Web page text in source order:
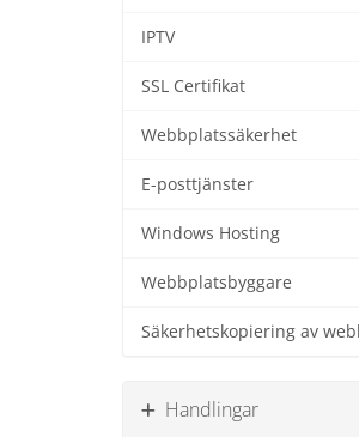
IPTV
SSL Certifikat
Webbplatssäkerhet
E-posttjänster
Windows Hosting
Webbplatsbyggare
Säkerhetskopiering av
Handlingar